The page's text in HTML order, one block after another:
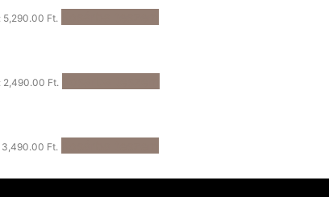
5,290.00 Ft.
2,490.00 Ft.
3,490.00 Ft.